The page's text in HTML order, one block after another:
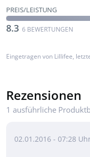
PREIS/LEISTUNG
8.3 6 BEWERTUNGEN
Eingetragen von Lillifee,
Rezensionen
1 ausführliche
02.01.2016 - 07:28